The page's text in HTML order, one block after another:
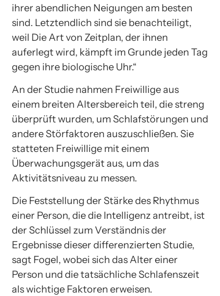
ihrer abendlichen Neigungen am besten
sind. Letztendlich sind sie benachteiligt,
weil Die Art von Zeitplan, der ihnen
auferlegt wird, kämpft im Grunde jeden Tag
gegen ihre biologische Uhr.“
An der Studie nahmen Freiwillige aus
einem breiten Altersbereich teil, die streng
überprüft wurden, um Schlafstörungen und
andere Störfaktoren auszuschließen. Sie
statteten Freiwillige mit einem
Überwachungsgerät aus, um das
Aktivitätsniveau zu messen.
Die Feststellung der Stärke des Rhythmus
einer Person, die die Intelligenz antreibt, ist
der Schlüssel zum Verständnis der
Ergebnisse dieser differenzierten Studie,
sagt Fogel, wobei sich das Alter einer
Person und die tatsächliche Schlafenszeit
als wichtige Faktoren erweisen.